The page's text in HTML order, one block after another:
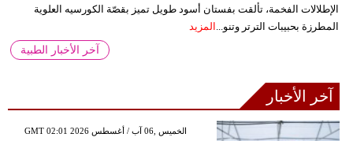
الإطلالات الفخمة، تألقت بفستان أسود طويل تميز بقصّة الكورسيه العلوية
المطرزة بحبيبات الترتر وتنو... المزيد
آخر الأخبار الطبية
آخر الأخبار
GMT 02:01 2026 الخميس ,06 آب / أغسطس